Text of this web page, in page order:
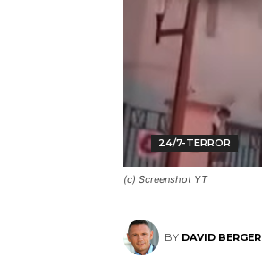
24/7-TERROR
(c) Screenshot YT
BY DAVID BERGER